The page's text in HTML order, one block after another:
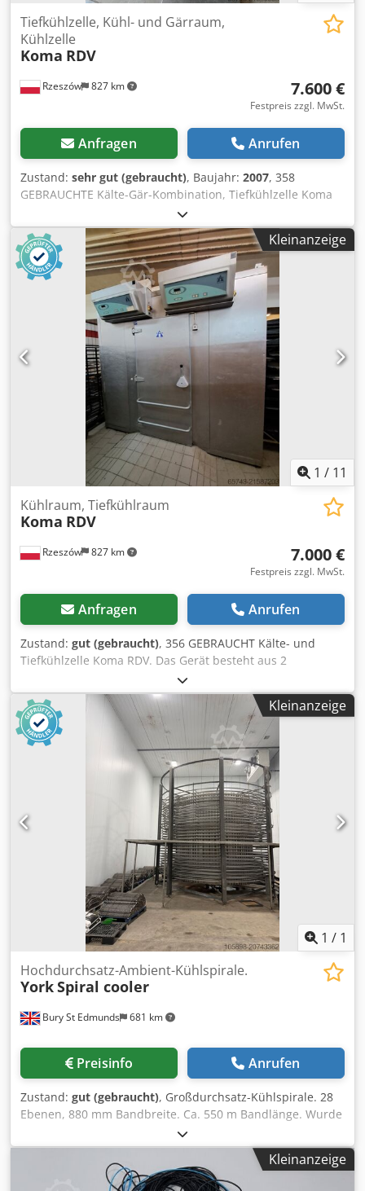
Rzeszów 827 km
Tiefkühlzelle, Kühl- und Gärraum,
Kühlzelle
Koma RDV
7.600 €
Festpreis zzgl. MwSt.
Anfragen Anrufen
Zustand: sehr gut (gebraucht), Baujahr: 2007, 358
GEBRAUCHTE Kälte-Gär-Kombination, Tiefkühlzelle Koma
RDV. WICHTIG: Kann im Freien unter einem Dach
aufgestellt werden. TECHNISCHE DATEN: -
Arbeitstemperaturbereich: -12 °C bis +18 °C AUSSENMAßE
(in cm): - Höhe: 267, - Breite: 257, - Länge: 410.
INNENMAßE (in cm): - Höhe: 198, - Breite: 210, - Länge:
354. Angegebener Preis ist Netto-Preis. Wir sprechen
Englisch, Deutsch, Französisch, Russisch und Ukrainisch.
Dwodsyw Nccspfx Afqja In unserem Lager führen wir
zahlreiche Bäckereiofen: Etagenöfen, Stikkenöfen, Gas-, Öl-
und Elektroofen verschiedener Hersteller. Wir bieten auch
weitere Bäckereimaschinen, -geräte, Brötchenlinien und
Brotanlagen an. Wenn Sie unser vollständiges, aktuelles
Angebot sehen möchten, besuchen Sie unser Profil bei
Kleinanzeige
1 / 11
Rzeszów 827 km
Kühlraum, Tiefkühlraum
Koma RDV
7.000 €
Festpreis zzgl. MwSt.
Anfragen Anrufen
Zustand: gut (gebraucht), 356 GEBRAUCHT Kälte- und
Tiefkühlzelle Koma RDV. Das Gerät besteht aus 2
Kammern: 1. Kühlzelle für Temperaturen von 5–6 °C.
Dwsdpeyw Hkdefx Afqsa 2. Tiefkühlzelle für Temperaturen
bis –18 °C. AUSSENMAẞE (in cm): - Höhe: 266, - Länge: 500,
- Breite: 287. INNENMAẞE (in cm): - Höhe: 195, - Länge:
402, - Breite: 264. Der angegebene Preis ist Netto. WIR
SPRECHEN ENGLISCH, DEUTSCH, FRANZÖSISCH, RUSSISCH,
UKRAINISCH. Wir haben auf Lager eine große Auswahl an
Backöfen: Etagenöfen, Stikkenöfen, Gas-, Öl-, Elektroöfen
diverser Hersteller. Wir bieten ebenfalls Maschinen,
Bäckereigeräte, Brötchenlinien und Brotanlagen an. Um
unser komplettes aktuelles Angebot zu sehen, besuchen
Sie unser Bakeres-Profil.
Kleinanzeige
1 / 1
Bury St Edmunds 681 km
Hochdurchsatz-Ambient-Kühlspirale.
YorkSpiral cooler
Preisinfo Anrufen
Zustand: gut (gebraucht), Großdurchsatz-Kühlspirale. 28
Ebenen, 880 mm Bandbreite. Ca. 550 m Bandlänge. Wurde
als Spiralfroster zur Tiefkühlung von über 3 Tonnen
frittierten McDonald's Chicken-Burgern pro Stunde
eingesetzt. Dwjdpfx Afjx Hbhcoqea
Kleinanzeige